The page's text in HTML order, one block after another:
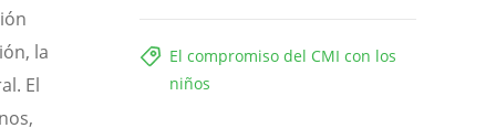
El compromiso del CMI con los
niños
la
El